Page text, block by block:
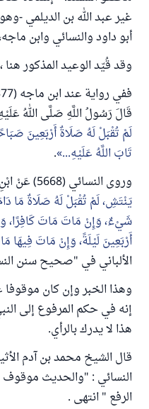
غير عبد الله بن الديلمي -
أبو داود والنسائي وابن
وقد قُيّد الوعيد المذكور
قَالَ رَسُولُ اللَّهِ صَلَّى اللهُ
لَمْ تُقْبَلْ لَهُ صَلَاةٌ أَرْبَعِينَ
تَابَ اللَّهُ عَلَيْهِ... .
وروى النسائي (5668) عَنْ ابْنِ عُمَرَ قَالَ:
يَنْتَشِ، لَمْ تُقْبَلْ لَهُ صَلَاةٌ مَا
شَيْءٌ، وَإِنْ مَاتَ مَاتَ كَافِرًا،
أَرْبَعِينَ لَيْلَةً، وَإِنْ مَاتَ فِيهَا
الألباني في "صحيح سنن
وهذا الخبر وإن كان موقوفا
إنه في حكم المرفوع إلى
هذا لا يدرك بالرأي.
قال الشيخ محمد بن آدم
النسائي : "والحديث
الرفع " انتهى .